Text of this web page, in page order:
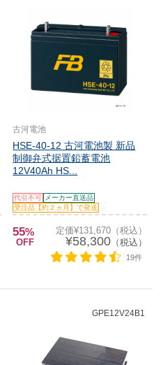
古河電池
HSE-40-12 古河電池製 新品
制御弁式据置鉛蓄電池
12V40Ah HS...
代引不可
メーカー直送品
受注品【約２ヵ月】で発送
55%
OFF
定価¥131,670（税込）
¥58,300（税込）
19件
GPE12V24B1